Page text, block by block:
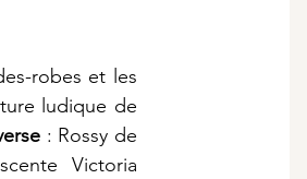
robes et les
ludique de
: Rossy de
Victoria